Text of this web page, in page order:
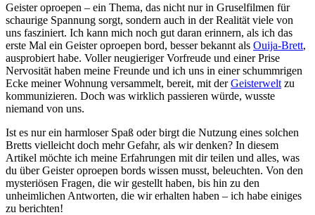
Geister oproepen – ein Thema, das nicht nur in Gruselfilmen für
schaurige Spannung sorgt, sondern auch in der Realität viele von
uns fasziniert. Ich kann mich noch gut daran erinnern, als ich das
erste Mal ein Geister oproepen bord, besser bekannt als Ouija-Brett,
ausprobiert habe. Voller neugieriger Vorfreude und einer Prise
Nervosität haben meine Freunde und ich uns in einer schummrigen
Ecke meiner Wohnung versammelt, bereit, mit derGeisterwelt zu
kommunizieren. Doch was wirklich passieren würde, wusste
niemand von uns.
Ist es nur ein harmloser Spaß oder birgt die Nutzung eines solchen
Bretts vielleicht doch mehr Gefahr, als wir denken? In diesem
Artikel möchte ich meine Erfahrungen mit dir teilen und alles, was
du über Geister oproepen bords wissen musst, beleuchten. Von den
mysteriösen Fragen, die wir gestellt haben, bis hin zu den
unheimlichen Antworten, die wir erhalten haben – ich habe einiges
zu berichten!